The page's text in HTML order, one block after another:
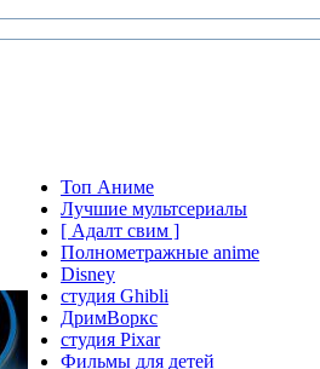
Топ Аниме
Лучшие мультсериалы
[ Адалт свим ]
Полнометражные anime
Disney
студия Ghibli
ДримВоркс
студия Pixar
Фильмы для детей